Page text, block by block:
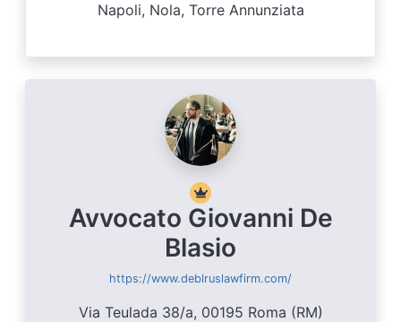
Napoli, Nola, Torre Annunziata
Avvocato Giovanni De
Blasio
https://www.deblruslawfirm.com/
Via Teulada 38/a, 00195 Roma (RM)